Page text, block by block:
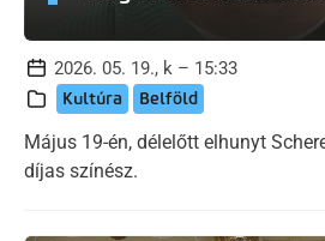
2026. 05. 19., k – 15:33
Kultúra Belföld
Május 19-én, délelőtt elhunyt
díjas színész.